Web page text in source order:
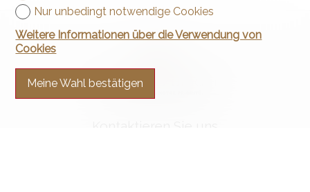
Nur unbedingt notwendige Cookies
Weitere Informationen über die Verwendung von
Cookies
Meine Wahl bestätigen